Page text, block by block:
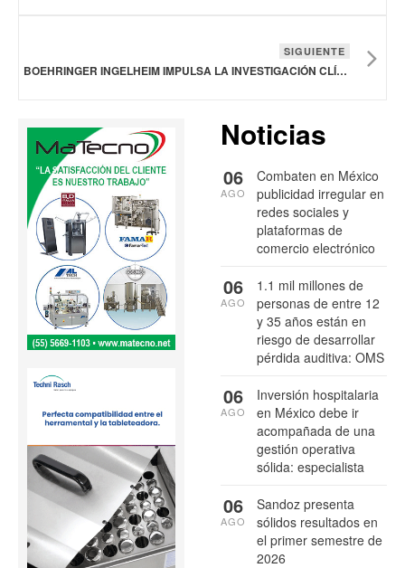
SIGUIENTE
BOEHRINGER INGELHEIM IMPULSA LA INVESTIGACIÓN CLÍNICA Y REFUERZA SU COMPROMISO CON MÉXICO
Noticias
Combaten en México
publicidad irregular en
redes sociales y
plataformas de
comercio electrónico
06
AGO
1.1 mil millones de
personas de entre 12
y 35 años están en
riesgo de desarrollar
pérdida auditiva: OMS
06
AGO
Inversión hospitalaria
en México debe ir
acompañada de una
gestión operativa
sólida: especialista
06
AGO
Sandoz presenta
sólidos resultados en
el primer semestre de
2026
06
AGO